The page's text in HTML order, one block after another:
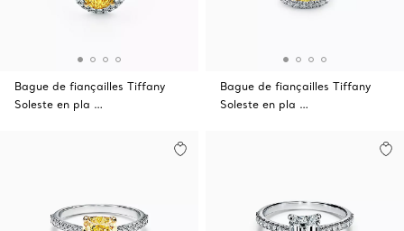
Bague de fiançailles Tiffany
Soleste en pla …
Bague de fiançailles Tiffany
Soleste en pla …